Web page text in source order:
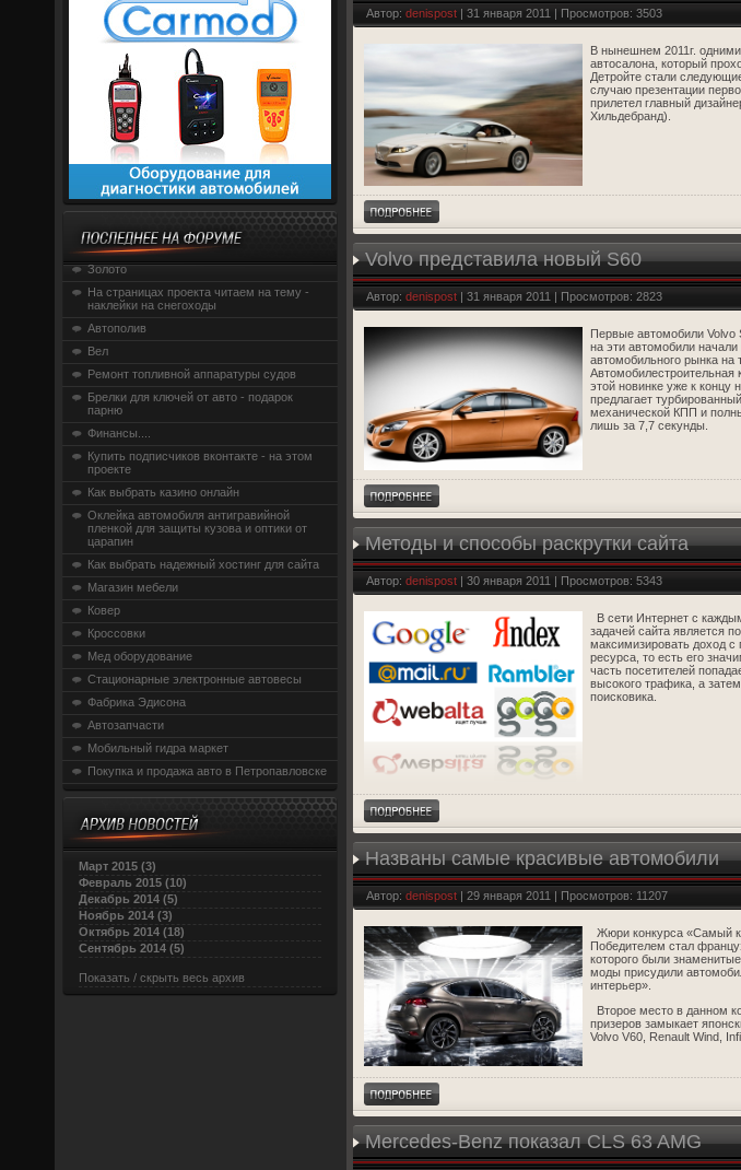
Золото
На страницах проекта читаем на тему -
наклейки на снегоходы
Автополив
Вел
Ремонт топливной аппаратуры судов
Брелки для ключей от авто - подарок
парню
Финансы....
Купить подписчиков вконтакте - на этом
проекте
Как выбрать казино онлайн
Оклейка автомобиля антигравийной
пленкой для защиты кузова и оптики от
царапин
Как выбрать надежный хостинг для сайта
Магазин мебели
Ковер
Кроссовки
Мед оборудование
Стационарные электронные автовесы
Фабрика Эдисона
Автозапчасти
Мобильный гидра маркет
Покупка и продажа авто в Петропавловске
Март 2015 (3)
Февраль 2015 (10)
Декабрь 2014 (5)
Ноябрь 2014 (3)
Октябрь 2014 (18)
Сентябрь 2014 (5)
Показать / скрыть весь архив
Автор: denispost | 31 января 2011 | Просмотров: 3503
В нынешнем 2011г.
автосалона, который
Детройте стали
случаю презентации
прилетел главный
Хильдебранд).
Volvo представила новый S60
Автор: denispost | 31 января 2011 | Просмотров: 2823
Первые автомобили Volvo
на эти автомобили
автомобильного рынка на
Автомобилестроительная
этой новинке уже к концу
предлагает
механической КПП и
лишь за 7,7 секунды.
Методы и способы раскрутки сайта
Автор: denispost | 30 января 2011 | Просмотров: 5343
В сети Интернет с
задачей сайта является
максимизировать доход с
ресурса, то есть его
часть посетителей
высокого трафика, а
поисковика.
Названы самые красивые автомобили
Автор: denispost | 29 января 2011 | Просмотров: 11207
Жюри конкурса «Самый
Победителем стал
которого были
моды присудили
интерьер».
Второе место в данном
призеров замыкает
Volvo V60, Renault Wind,
Mercedes-Benz показал CLS 63 AMG